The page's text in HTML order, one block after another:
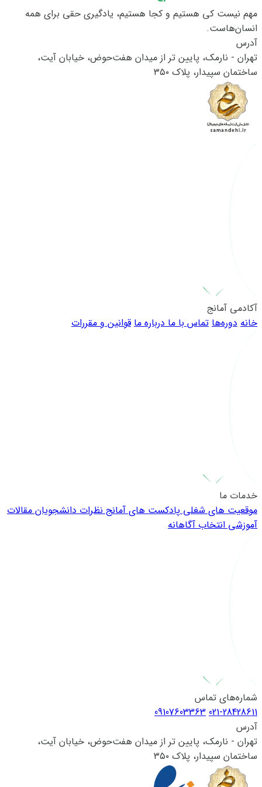
مهم نیست کی هستیم و کجا هستیم، یادگیری حقی برای همه
انسان‌هاست.
آدرس
تهران - نارمک، پایین تر از میدان هفت‌حوض، خیابان آیت،
ساختمان سپیدار، پلاک ۳۵۰
آکادمی آمانج
خانه دوره‌ها تماس با مادرباره ما قوانین و مقررات
خدمات ما
موقعیت های شغلیپادکست های آمانجنظرات دانشجویانمقالات
آموزشیانتخاب آگاهانه
شماره‌های تماس
021-28428611
09107603363
آدرس
تهران - نارمک، پایین تر از میدان هفت‌حوض، خیابان آیت،
ساختمان سپیدار، پلاک ۳۵۰